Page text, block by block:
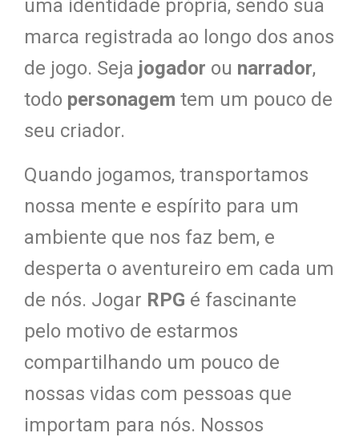
uma identidade própria, sendo sua
marca registrada ao longo dos anos
de jogo. Seja jogador ou narrador,
todo personagem tem um pouco de
seu criador.
Quando jogamos, transportamos
nossa mente e espírito para um
ambiente que nos faz bem, e
desperta o aventureiro em cada um
de nós. Jogar RPG é fascinante
pelo motivo de estarmos
compartilhando um pouco de
nossas vidas com pessoas que
importam para nós. Nossos